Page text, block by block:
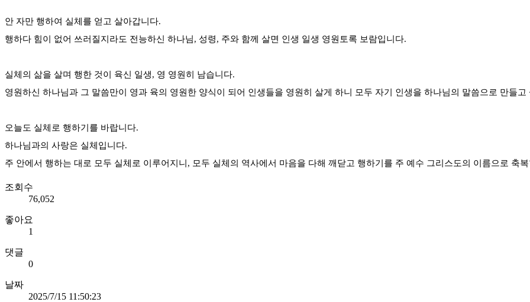
안 자만 행하여 실체를 얻고 살아갑니다.
행하다 힘이 없어 쓰러질지라도 전능하신 하나님, 성령, 주와 함께 살면 인생 일생 영원토록 보람입니다.
실체의 삶을 살며 행한 것이 육신 일생, 영 영원히 남습니다.
영원하신 하나님과 그 말씀만이 영과 육의 영원한 양식이 되어 인생들을 영원히 살게 하니 모두 자기 인생을 하나님의 말씀으로 만들고
오늘도 실체로 행하기를 바랍니다.
하나님과의 사랑은 실체입니다.
주 안에서 행하는 대로 모두 실체로 이루어지니, 모두 실체의 역사에서 마음을 다해 깨닫고 행하기를 주 예수 그리스도의 이름으로 축
조회수
76,052
좋아요
1
댓글
0
날짜
2025/7/15 11:50:23